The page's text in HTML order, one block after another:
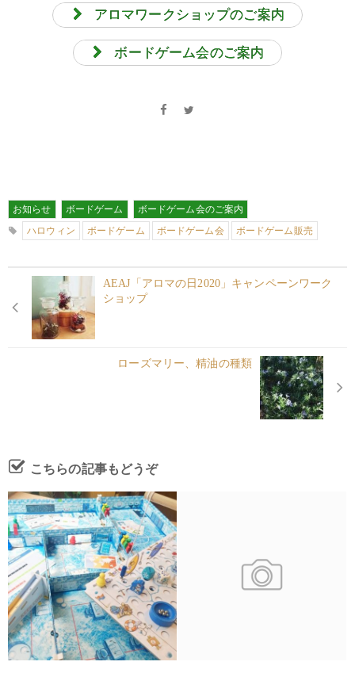
アロマワークショップのご案内
ボードゲーム会のご案内
お知らせ ボードゲーム
ボードゲーム会のご案内
ハロウィン
ボードゲーム ボードゲーム会 ボードゲーム販売
AEAJ「アロマの日2020」キャンペーンワーク
ショップ
ローズマリー、精油の種類
こちらの記事もどうぞ